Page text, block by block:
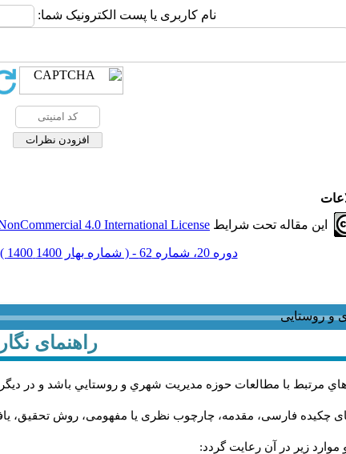
نام کاربری یا پست الکترونیک شما:
این مقاله تحت شرایط 4.0 International License
دوره 20، شماره 62 - ( شماره بهار 1400 1400 )
راهنمای
مرتبط با مطالعات حوزه مديريت شهري و روستايي باشد و در
چکیده فارسی، مقدمه، چارچوب نظری یا مفهومی، روش تحقیق،
موارد زير در آن رعايت گردد: